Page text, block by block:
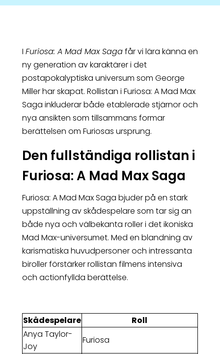
I Furiosa: A Mad Max Sagafår vi lära känna en
ny generation av karaktärer i det
postapokalyptiska universum som George
Miller har skapat. Rollistan i Furiosa: A Mad Max
Saga inkluderar både etablerade stjärnor och
nya ansikten som tillsammans formar
berättelsen om Furiosas ursprung.
Den fullständiga rollistan i
Furiosa: A Mad Max Saga
Furiosa: A Mad Max Saga bjuder på en stark
uppställning av skådespelare som tar sig an
både nya och välbekanta roller i det ikoniska
Mad Max-universumet. Med en blandning av
karismatiska huvudpersoner och intressanta
biroller förstärker rollistan filmens intensiva
och actionfyllda berättelse.
Skådespelare
Roll
Anya Taylor-
Joy
Furiosa